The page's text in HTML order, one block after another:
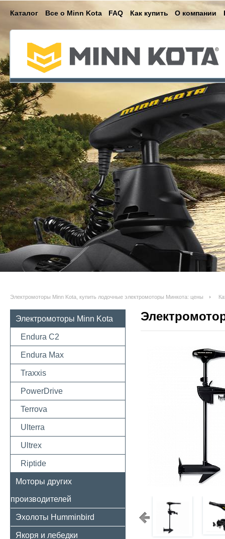
Каталог Все о Minn Kota FAQ Как купить О компании
Электромоторы Minn Kota, купить лодочные электромоторы Минкота: цены
Электромоторы Minn Kota
Endura C2
Endura Max
Traxxis
PowerDrive
Terrova
Ulterra
Ultrex
Riptide
Моторы других
производителей
Эхолоты Humminbird
Якоря и лебедки